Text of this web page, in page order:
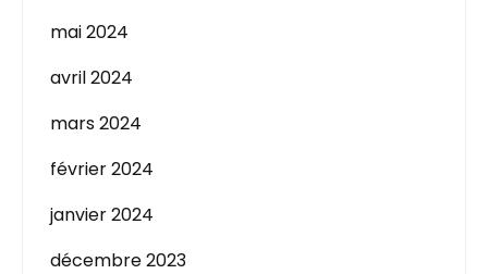
mai 2024
avril 2024
mars 2024
février 2024
janvier 2024
décembre 2023